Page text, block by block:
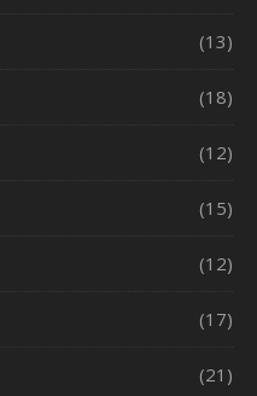
(13)
(18)
(12)
(15)
(12)
(17)
(21)